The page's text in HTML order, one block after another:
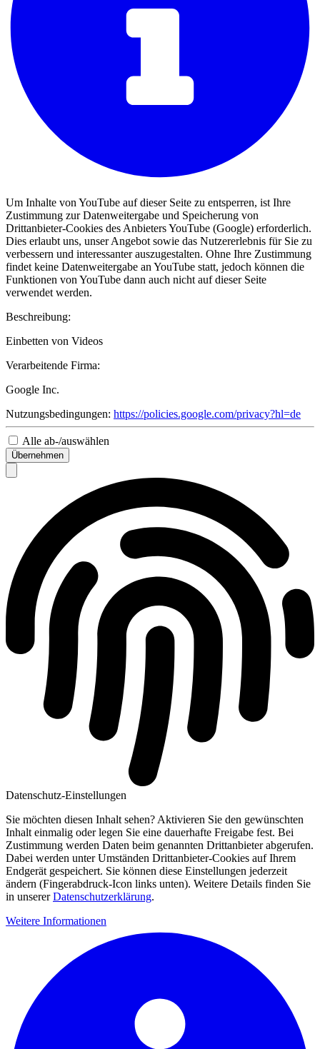
Um Inhalte von YouTube auf dieser Seite zu entsperren, ist Ihre
Zustimmung zur Datenweitergabe und Speicherung von
Drittanbieter-Cookies des Anbieters YouTube (Google) erforderlich.
Dies erlaubt uns, unser Angebot sowie das Nutzererlebnis für Sie zu
verbessern und interessanter auszugestalten. Ohne Ihre Zustimmung
findet keine Datenweitergabe an YouTube statt, jedoch können die
Funktionen von YouTube dann auch nicht auf dieser Seite
verwendet werden.
Beschreibung:
Einbetten von Videos
Verarbeitende Firma:
Google Inc.
Nutzungsbedingungen: https://policies.google.com/privacy?hl=de
Alle ab-/auswählen
Übernehmen
Datenschutz-Einstellungen
Sie möchten diesen Inhalt sehen? Aktivieren Sie den gewünschten
Inhalt einmalig oder legen Sie eine dauerhafte Freigabe fest. Bei
Zustimmung werden Daten beim genannten Drittanbieter abgerufen.
Dabei werden unter Umständen Drittanbieter-Cookies auf Ihrem
Endgerät gespeichert. Sie können diese Einstellungen jederzeit
ändern (Fingerabdruck-Icon links unten). Weitere Details finden Sie
in unsererDatenschutzerklärung.
Weitere Informationen